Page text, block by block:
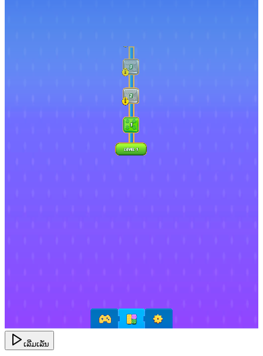
ເລີ່ມເລັ່ນ